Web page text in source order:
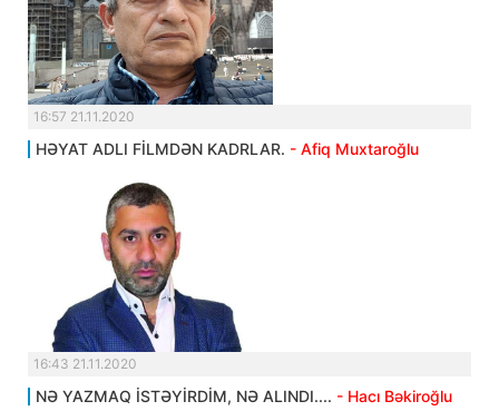
16:57 21.11.2020
HƏYAT ADLI FİLMDƏN KADRLAR. - Afiq Muxtaroğlu
16:43 21.11.2020
NƏ YAZMAQ İSTƏYİRDİM, NƏ ALINDI.... - Hacı Bəkiroğlu